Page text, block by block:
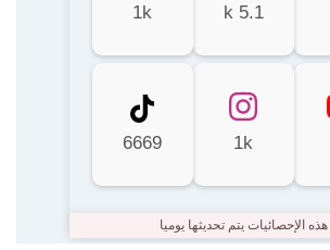
5.1 k
1k
1k
6669
هذه الإحصائيات يتم تحديثها يوميا